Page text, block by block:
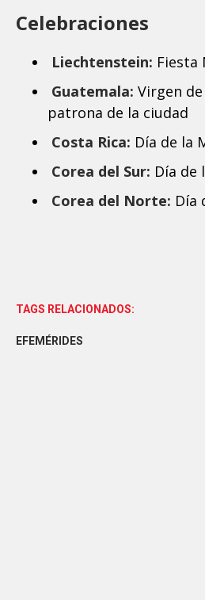
Celebraciones
Liechtenstein: Fiesta
Guatemala: Virgen
patrona de la ciudad
Costa Rica: Día de la
Corea del Sur: Día de
Corea del Norte: Día
TAGS RELACIONADOS:
EFEMÉRIDES